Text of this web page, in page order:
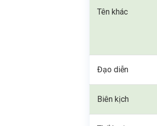
Tên khác
Đạo diễn
Biên kịch